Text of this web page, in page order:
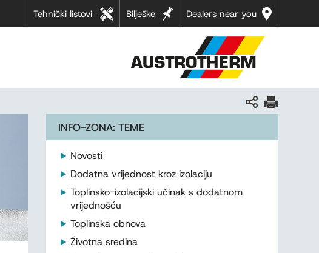
Dealers near you
Bilješke
Tehnički listovi
INFO-ZONA: TEME
Novosti
Dodatna vrijednost kroz izolaciju
Toplinsko-izolacijski učinak s dodatnom
vrijednošću
Toplinska obnova
Životna sredina